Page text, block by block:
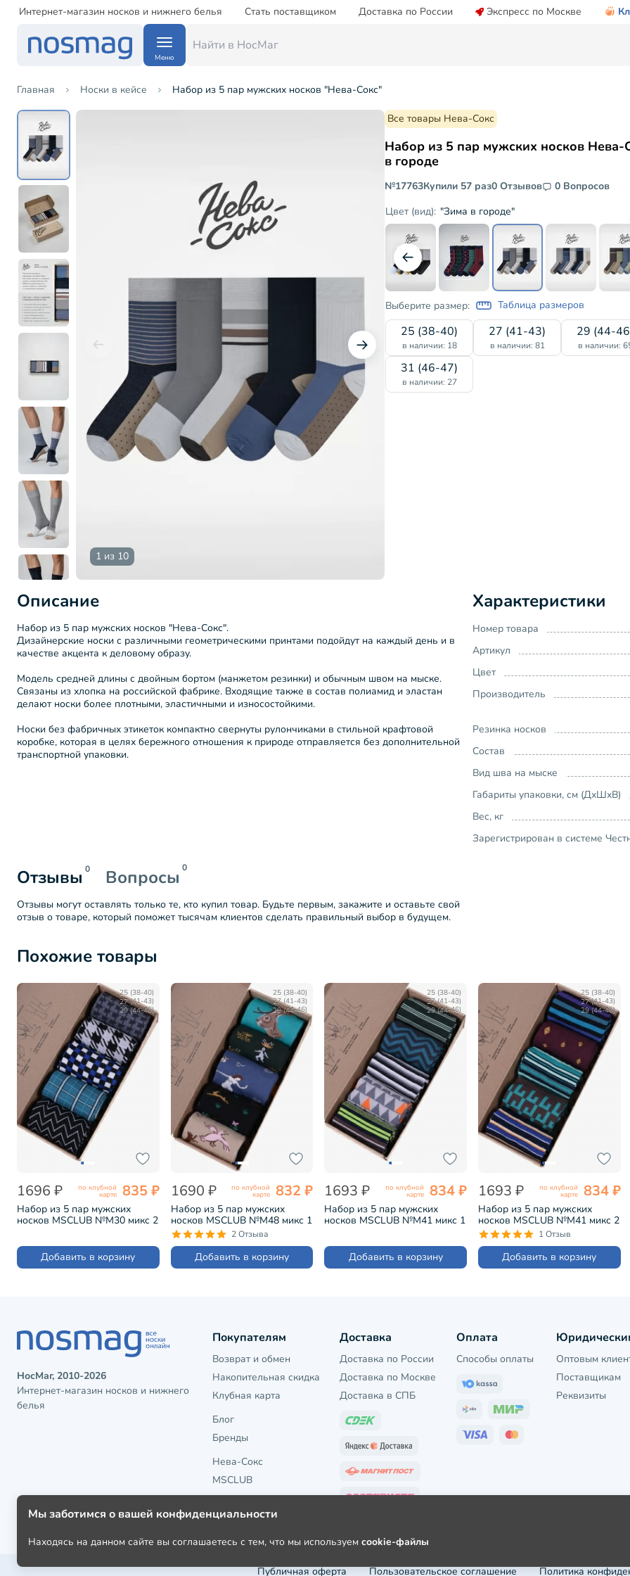
Интернет-магазин носков и нижнего белья Стать поставщиком Доставка по России Экспресс по Москве
Меню
Главная Носки в кейсе Набор из 5 пар мужских носков "Нева-Сокс"
1 из 10
Все товары Нева-Сокс
Набор из 5 пар мужских носков Нева-
в городе
№17763Купили 57 раз0 Отзывов
0 Вопросов
Цвет (вид): "Зима в городе"
Выберите размер: Таблица размеров
25 (38-40)
в наличии: 18
27 (41-43)
в наличии: 81
29 (44-
в наличии:
31 (46-47)
в наличии: 27
Описание
Набор из 5 пар мужских носков "Нева-Сокс".
Дизайнерские носки с различными геометрическими принтами подойдут на каждый день и в
качестве акцента к деловому образу.
Модель средней длины с двойным бортом (манжетом резинки) и обычным швом на мыске.
Связаны из хлопка на российской фабрике. Входящие также в состав полиамид и эластан
делают носки более плотными, эластичными и износостойкими.
Носки без фабричных этикеток компактно свернуты рулончиками в стильной крафтовой
коробке, которая в целях бережного отношения к природе отправляется без дополнительной
транспортной упаковки.
Характеристики
Номер товара
Артикул
Цвет
Производитель
Резинка носков
Состав
Вид шва на мыске
Габариты упаковки, см (ДхШхВ)
Вес, кг
Зарегистрирован в системе
Отзывы 0 Вопросы 0
Отзывы могут оставлять только те, кто купил товар. Будьте первым, закажите и оставьте свой
отзыв о товаре, который поможет тысячам клиентов сделать правильный выбор в будущем.
Похожие товары
25 (38-40)
27 (41-43)
29 (44-46)
1696 ₽ по клубной
карте 835 ₽
Набор из 5 пар мужских
носков MSCLUB №М30 микс 2
Добавить в корзину
25 (38-40)
27 (41-43)
29 (44-46)
1690 ₽ по клубной
карте 832 ₽
Набор из 5 пар мужских
носков MSCLUB №М48 микс 1
(ВИ5-НМ48) 2 Отзыва
Добавить в корзину
25 (38-40)
27 (41-43)
29 (44-46)
1693 ₽ по клубной
карте 834 ₽
Набор из 5 пар мужских
носков MSCLUB №М41 микс 1
Добавить в корзину
25 (38-40)
27 (41-43)
29 (44-46)
1693 ₽ по клубной
карте 834 ₽
Набор из 5 пар мужских
носков MSCLUB №М41 микс 2
(ВИ5-НМ41) 1 Отзыв
Добавить в корзину
НосМаг, 2010-2026
Интернет-магазин носков и нижнего
белья
Покупателям
Возврат и обмен
Накопительная скидка
Клубная карта
Блог
Бренды
Нева-Сокс
MSCLUB
Доставка
Доставка по России
Доставка по Москве
Доставка в СПБ
Оплата
Способы оплаты
Оптовым
Поставщикам
Реквизиты
Публичная оферта Пользовательское соглашение Политика
Мы заботимся о вашей конфиденциальности
Находясь на данном сайте вы соглашаетесь с тем, что мы используем cookie-файлы